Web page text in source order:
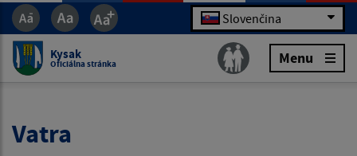
Slovenčina
Kysak
Oficiálna stránka Menu
Vatra